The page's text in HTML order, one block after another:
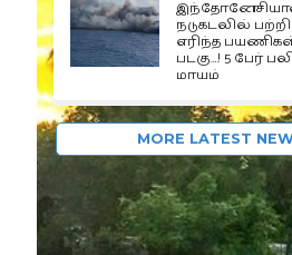
நடுகடலில் பற்றி
எரிந்த
படகு…! 5 பேர் பலி
மாயம்
MORE LATEST